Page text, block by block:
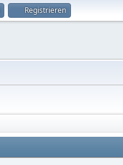
Registrieren